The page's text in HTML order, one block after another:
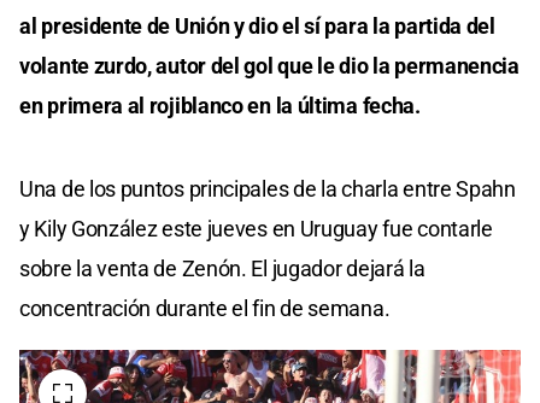
al presidente de Unión y dio el sí para la partida del
volante zurdo, autor del gol que le dio la permanencia
en primera al rojiblanco en la última fecha.
Una de los puntos principales de la charla entre Spahn
y Kily González este jueves en Uruguay fue contarle
sobre la venta de Zenón. El jugador dejará la
concentración durante el fin de semana.